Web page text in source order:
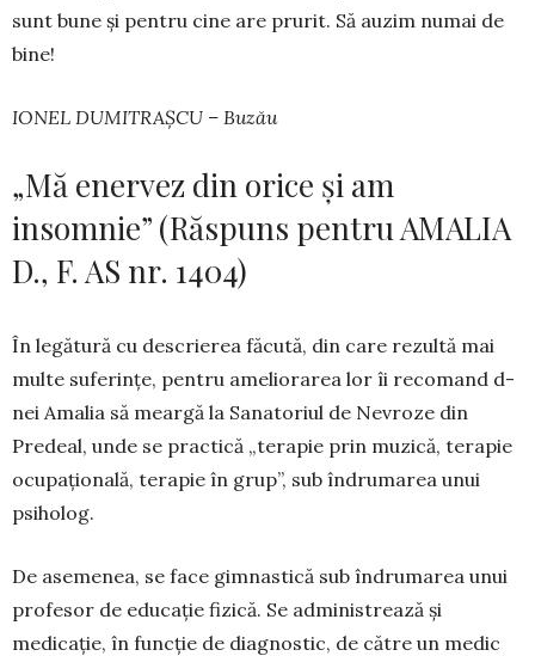
sunt bune și pentru cine are prurit. Să auzim numai de
bine!
IONEL DUMITRAȘCU – Buzău
„Mă enervez din orice și am
insomnie” (Răspuns pentru AMALIA
D., F. AS nr. 1404)
În legătură cu descrie­rea făcută, din care re­zultă mai
multe suferințe, pentru ameliorarea lor îi recomand d-
nei Amalia să meargă la Sa­natoriul de Nevroze din
Predeal, unde se practică „tera­pie prin muzică, tera­pie
ocupa­țională, tera­pie în grup”, sub îndrumarea unui
psiholog.
De asemenea, se face gimnastică sub îndru­marea unui
profesor de educație fizică. Se admi­nistrează și
medicație, în funcție de diagnostic, de către un medic